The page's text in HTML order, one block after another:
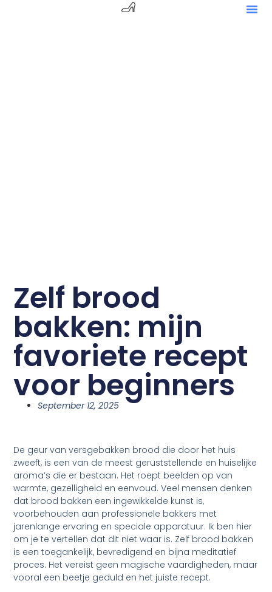
Zelf brood
bakken: mijn
favoriete recept
voor beginners
September 12, 2025
De geur van versgebakken brood die door het huis
zweeft, is een van de meest geruststellende en huiselijke
aroma’s die er bestaan. Het roept beelden op van
warmte, gezelligheid en eenvoud. Veel mensen denken
dat brood bakken een ingewikkelde kunst is,
voorbehouden aan professionele bakkers met
jarenlange ervaring en speciale apparatuur. Ik ben hier
om je te vertellen dat dit niet waar is. Zelf brood bakken
is een toegankelijk, bevredigend en bijna meditatief
proces. Het vereist geen magische vaardigheden, maar
vooral een beetje geduld en het juiste recept.